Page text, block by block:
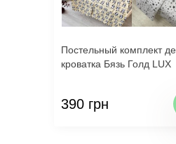
Постельный комплект
кроватка Бязь Голд LUX
390 грн